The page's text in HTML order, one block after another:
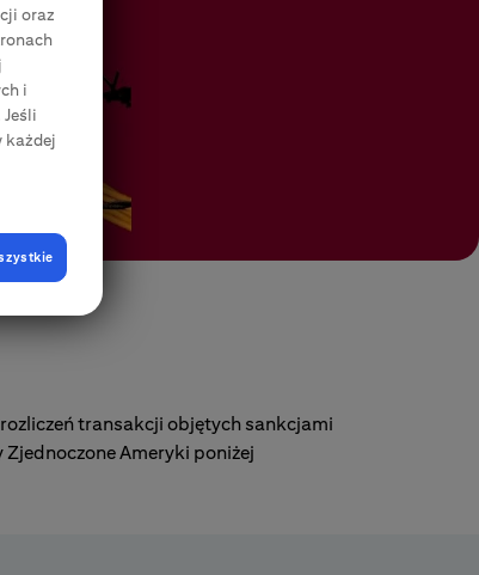
transakcji objętych sankcjami
Ameryki poniżej
oraz
i
każdej